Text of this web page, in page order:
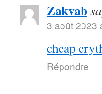
Zakvab
3 août 2023
cheap
Répondre